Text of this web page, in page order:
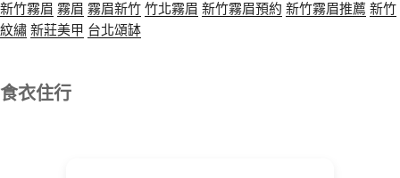
新竹霧眉 霧眉 霧眉新竹竹北霧眉 新竹霧眉預約 新竹霧眉推薦 新竹
紋繡新莊美甲 台北頌缽
食衣住行